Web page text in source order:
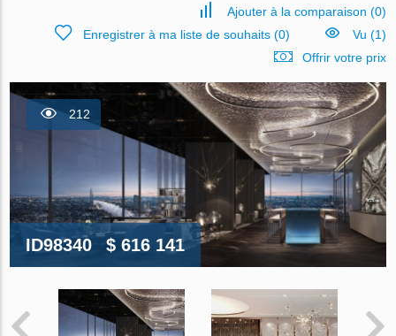
Ajouter à la comparaison (0)
Enregistrer à ma liste de souhaits(0)
Vu (1)
Offrir votre prix
212
ID98340 $ 616 141